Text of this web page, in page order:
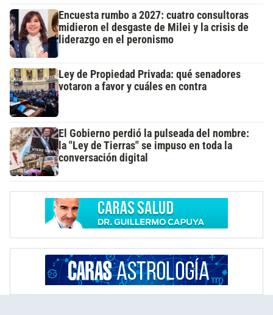
Encuesta rumbo a 2027: cuatro consultoras
midieron el desgaste de Milei y la crisis de
liderazgo en el peronismo
Ley de Propiedad Privada: qué senadores
votaron a favor y cuáles en contra
El Gobierno perdió la pulseada del nombre:
la "Ley de Tierras" se impuso en toda la
conversación digital